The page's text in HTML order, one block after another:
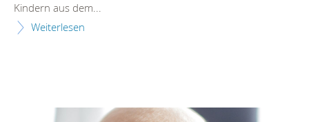
Kindern aus dem...
Weiterlesen